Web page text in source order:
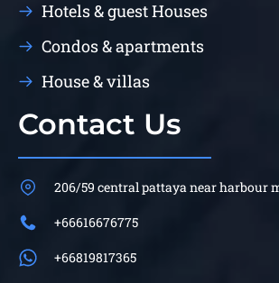
Hotels & guest Houses
Condos & apartments
House & villas
Contact Us
206/59 central pattaya near harbour
+66616676775
+66819817365